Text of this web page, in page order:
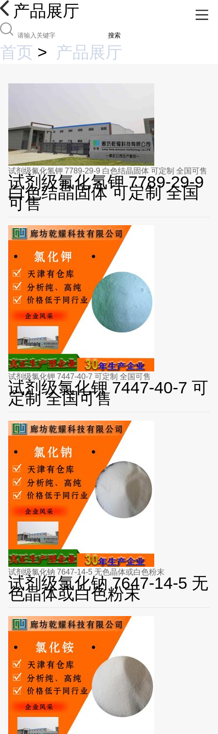
产品展厅
搜索
首页 > 产品展厅
试剂级氟化氢钾 7789-29-9 白色结晶固体 可定制 全国可售
试剂级氟化氢钾 7789-29-9
白色结晶固体 可定制 全国
可售
试剂级氯化钾 7447-40-7 可定制 全国可售
试剂级氯化钾 7447-40-7 可
定制 全国可售
试剂级氯化钠 7647-14-5 无色晶体或白色粉末
试剂级氯化钠 7647-14-5 无
色晶体或白色粉末